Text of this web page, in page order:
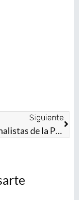
Siguiente
Ya hay finalistas de la Presea Estado de México en la categoría Periodismo e Información “Leona Vicario”